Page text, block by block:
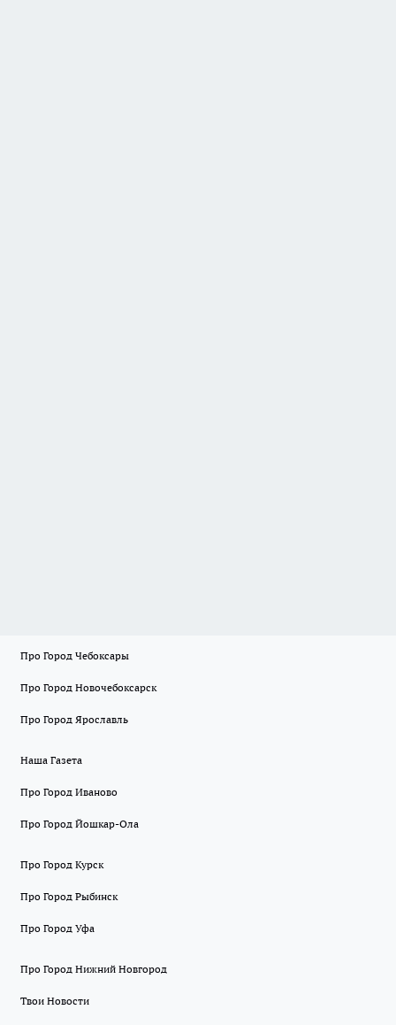
Про Город Чебоксары
Про Город Новочебоксарск
Про Город Ярославль
Наша Газета
Про Город Иваново
Про Город Йошкар-Ола
Про Город Курск
Про Город Рыбинск
Про Город Уфа
Про Город Нижний Новгород
Твои Новости